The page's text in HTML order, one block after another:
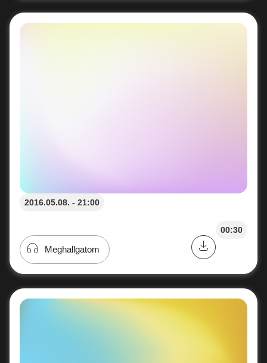
2016.05.08. - 21:00
00:30
Meghallgatom